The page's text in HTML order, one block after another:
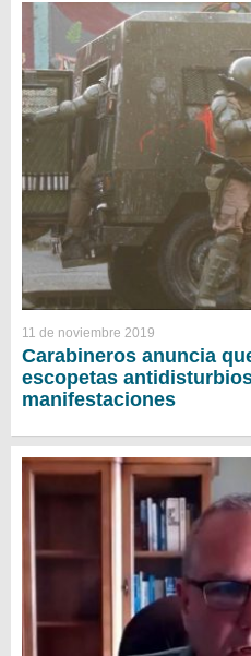
11 de noviembre 2019
Carabineros anuncia
escopetas
manifestaciones